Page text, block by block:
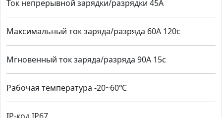
Ток непрерывной зарядки/разрядки 45А
Максимальный ток заряда/разряда 60А 120с
Мгновенный ток заряда/разряда 90А 15с
Рабочая температура -20~60℃